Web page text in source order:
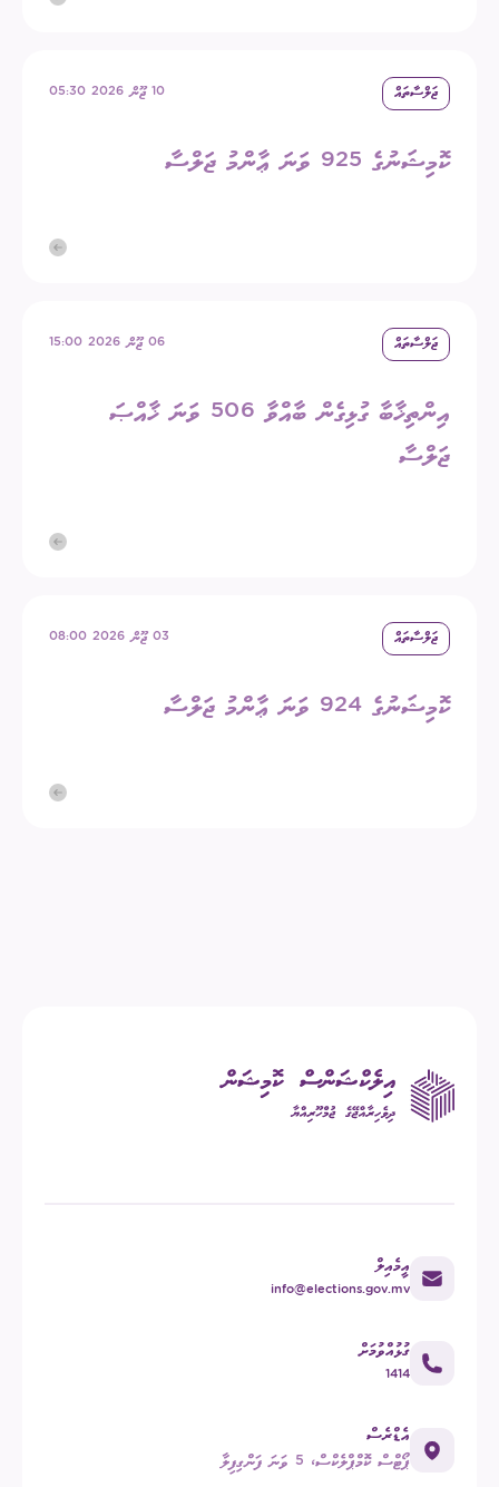
ޖަލްސާތައް 10 ޖޫން 2026 05:30
ކޮމިޝަނުގެ 925 ވަނަ ޢާންމު ޖަލްސާ
ޖަލްސާތައް 06 ޖޫން 2026 15:00
އިންތިޚާބާ ގުޅިގެން ބާއްވާ 506 ވަނަ ޚާއްޞަ
ޖަލްސާ
ޖަލްސާތައް 03 ޖޫން 2026 08:00
ކޮމިޝަނުގެ 924 ވަނަ ޢާންމު ޖަލްސާ
އީމެއިލް
info@elections.gov.mv
ގުޅުއްވުމަށް
1414
އެޑްރެސް
ޕޯޓްސް ކޮމްޕްލެކްސް، 5 ވަނަ ފަންގިފިލާ